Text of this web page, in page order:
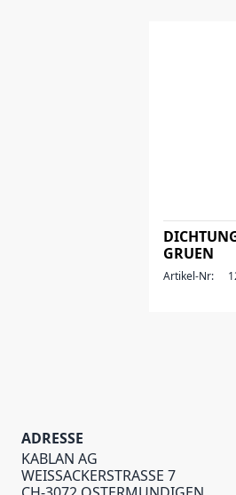
GRUEN
Artikel-Nr:
ADRESSE
KABLAN AG
WEISSACKERSTRASSE 7